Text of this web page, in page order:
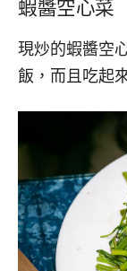
蝦醬空心菜
現炒的蝦醬空
飯，而且吃起